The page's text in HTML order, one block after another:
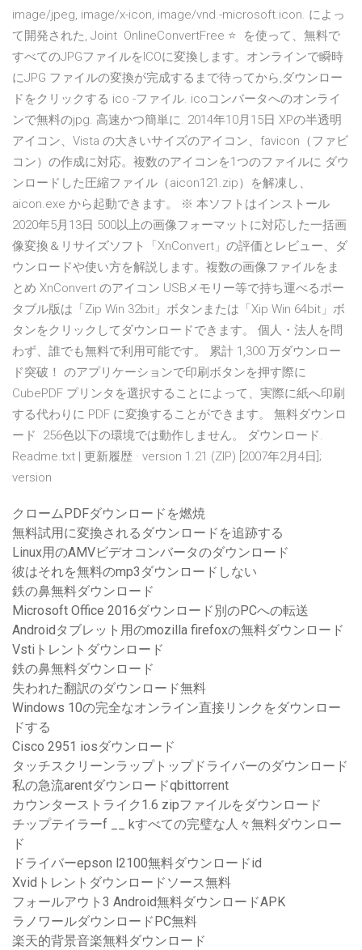
image/jpeg, image/x-icon, image/vnd.-microsoft.icon. によっ
て開発された, Joint OnlineConvertFree ⭐ ️ を使って、無料で
すべてのJPGファイルをICOに変換します。オンラインで瞬時
にJPG ファイルの変換が完成するまで待ってから,ダウンロー
ドをクリックする ico -ファイル. icoコンバータへのオンライ
ンで無料のjpg. 高速かつ簡単に. 2014年10月15日 XPの半透明
アイコン、Vista の大きいサイズのアイコン、favicon（ファビ
コン）の作成に対応。複数のアイコンを1つのファイルに ダウ
ンロードした圧縮ファイル（aicon121.zip）を解凍し、
aicon.exe から起動できます。 ※ 本ソフトはインストール
2020年5月13日 500以上の画像フォーマットに対応した一括画
像変換＆リサイズソフト「XnConvert」の評価とレビュー、ダ
ウンロードや使い方を解説します。複数の画像ファイルをま
とめ XnConvert のアイコン USBメモリー等で持ち運べるポー
タブル版は「Zip Win 32bit」ボタンまたは「Xip Win 64bit」ボ
タンをクリックしてダウンロードできます。 個人・法人を問
わず、誰でも無料で利用可能です。 累計 1,300 万ダウンロー
ド突破！ のアプリケーションで印刷ボタンを押す際に
CubePDF プリンタを選択することによって、実際に紙へ印刷
する代わりに PDF に変換することができます。 無料ダウンロ
ード 256色以下の環境では動作しません。 ダウンロード.
Readme.txt | 更新履歴 · version 1.21 (ZIP) [2007年2月4日];
version
クロームPDFダウンロードを燃焼
無料試用に変換されるダウンロードを追跡する
Linux用のAMVビデオコンバータのダウンロード
彼はそれを無料のmp3ダウンロードしない
鉄の鼻無料ダウンロード
Microsoft Office 2016ダウンロード別のPCへの転送
Androidタブレット用のmozilla firefoxの無料ダウンロード
Vstiトレントダウンロード
鉄の鼻無料ダウンロード
失われた翻訳のダウンロード無料
Windows 10の完全なオンライン直接リンクをダウンロー
ドする
Cisco 2951 iosダウンロード
タッチスクリーンラップトップドライバーのダウンロード
私の急流arentダウンロードqbittorrent
カウンターストライク1.6 zipファイルをダウンロード
チップテイラーf __ kすべての完璧な人々無料ダウンロー
ド
ドライバーepson l2100無料ダウンロードid
Xvidトレントダウンロードソース無料
フォールアウト3 Android無料ダウンロードAPK
ラノワールダウンロードPC無料
楽天的背景音楽無料ダウンロード